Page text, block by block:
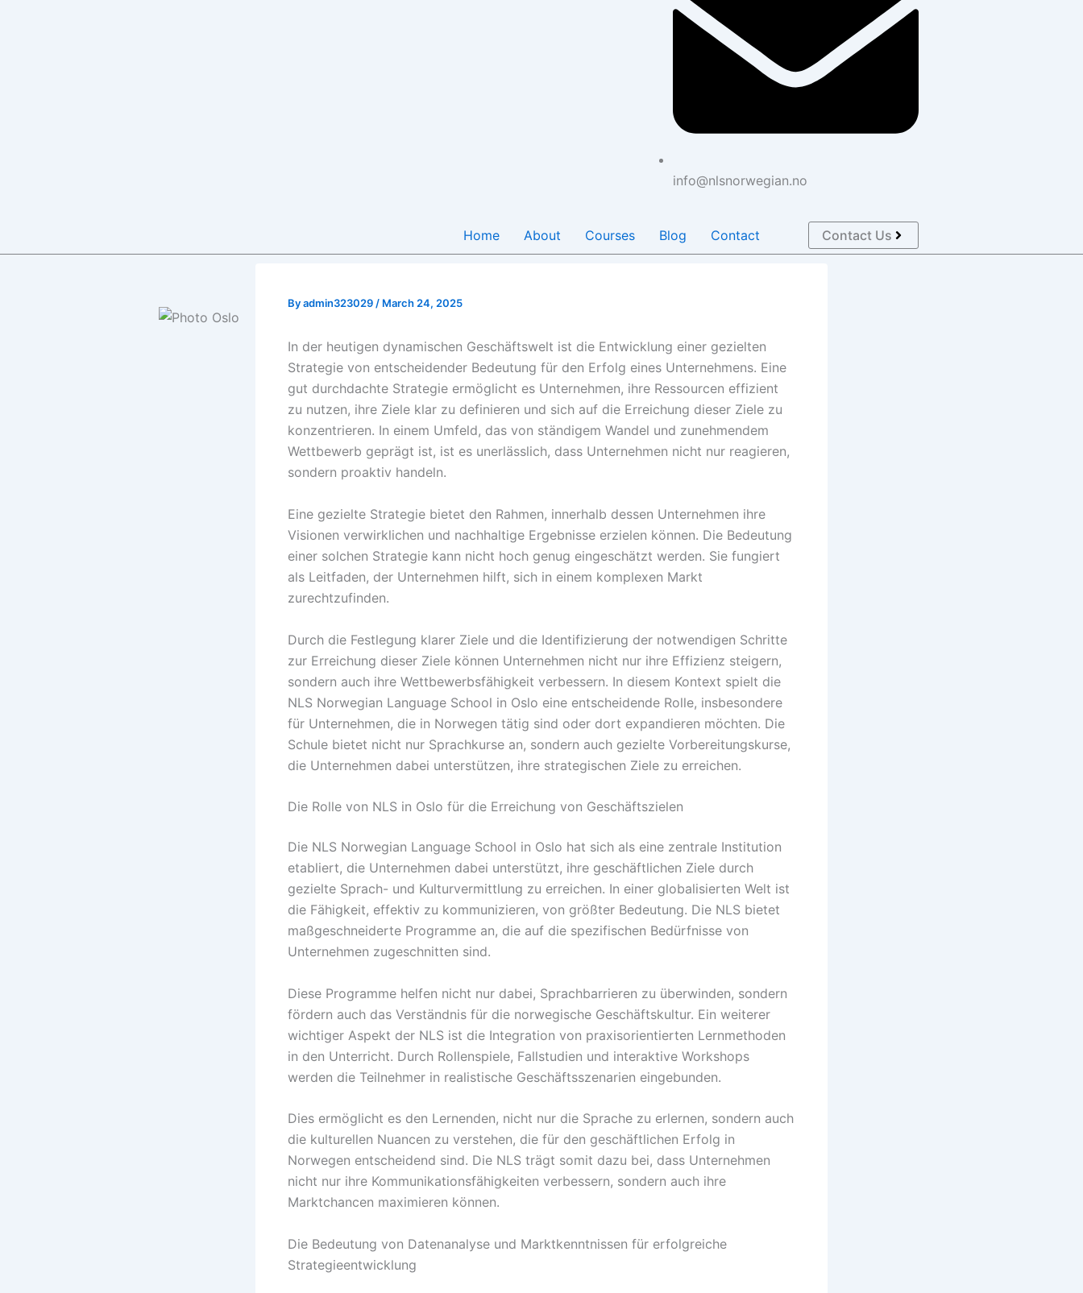
info@nlsnorwegian.no
Home About Courses Blog Contact Contact Us
Byadmin323029/ March 24, 2025
In der heutigen dynamischen Geschäftswelt ist die Entwicklung einer gezielten
Strategie von entscheidender Bedeutung für den Erfolg eines Unternehmens. Eine
gut durchdachte Strategie ermöglicht es Unternehmen, ihre Ressourcen effizient
zu nutzen, ihre Ziele klar zu definieren und sich auf die Erreichung dieser Ziele zu
konzentrieren. In einem Umfeld, das von ständigem Wandel und zunehmendem
Wettbewerb geprägt ist, ist es unerlässlich, dass Unternehmen nicht nur reagieren,
sondern proaktiv handeln.
Eine gezielte Strategie bietet den Rahmen, innerhalb dessen Unternehmen ihre
Visionen verwirklichen und nachhaltige Ergebnisse erzielen können. Die Bedeutung
einer solchen Strategie kann nicht hoch genug eingeschätzt werden. Sie fungiert
als Leitfaden, der Unternehmen hilft, sich in einem komplexen Markt
zurechtzufinden.
Durch die Festlegung klarer Ziele und die Identifizierung der notwendigen Schritte
zur Erreichung dieser Ziele können Unternehmen nicht nur ihre Effizienz steigern,
sondern auch ihre Wettbewerbsfähigkeit verbessern. In diesem Kontext spielt die
NLS Norwegian Language School in Oslo eine entscheidende Rolle, insbesondere
für Unternehmen, die in Norwegen tätig sind oder dort expandieren möchten. Die
Schule bietet nicht nur Sprachkurse an, sondern auch gezielte Vorbereitungskurse,
die Unternehmen dabei unterstützen, ihre strategischen Ziele zu erreichen.
Die Rolle von NLS in Oslo für die Erreichung von Geschäftszielen
Die NLS Norwegian Language School in Oslo hat sich als eine zentrale Institution
etabliert, die Unternehmen dabei unterstützt, ihre geschäftlichen Ziele durch
gezielte Sprach- und Kulturvermittlung zu erreichen. In einer globalisierten Welt ist
die Fähigkeit, effektiv zu kommunizieren, von größter Bedeutung. Die NLS bietet
maßgeschneiderte Programme an, die auf die spezifischen Bedürfnisse von
Unternehmen zugeschnitten sind.
Diese Programme helfen nicht nur dabei, Sprachbarrieren zu überwinden, sondern
fördern auch das Verständnis für die norwegische Geschäftskultur. Ein weiterer
wichtiger Aspekt der NLS ist die Integration von praxisorientierten Lernmethoden
in den Unterricht. Durch Rollenspiele, Fallstudien und interaktive Workshops
werden die Teilnehmer in realistische Geschäftsszenarien eingebunden.
Dies ermöglicht es den Lernenden, nicht nur die Sprache zu erlernen, sondern auch
die kulturellen Nuancen zu verstehen, die für den geschäftlichen Erfolg in
Norwegen entscheidend sind. Die NLS trägt somit dazu bei, dass Unternehmen
nicht nur ihre Kommunikationsfähigkeiten verbessern, sondern auch ihre
Marktchancen maximieren können.
Die Bedeutung von Datenanalyse und Marktkenntnissen für erfolgreiche
Strategieentwicklung